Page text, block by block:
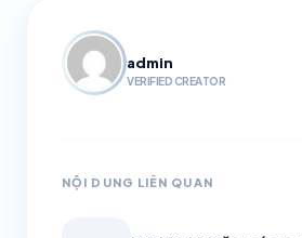
admin
VERIFIED CREATOR
NỘI DUNG LIÊN QUAN